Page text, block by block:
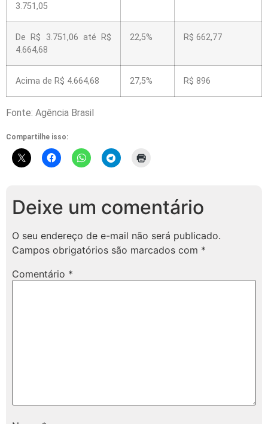
3.751,05
De R$ 3.751,06 até R$
4.664,68
22,5% R$ 662,77
Acima de R$ 4.664,68 27,5% R$ 896
Fonte: Agência Brasil
Compartilhe isso:
Deixe um comentário
O seu endereço de e-mail não será publicado.
Campos obrigatórios são marcados com *
Comentário *